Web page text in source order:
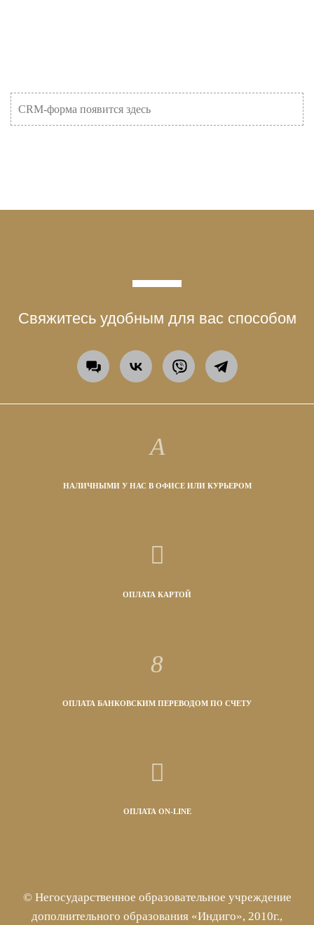
CRM-форма появится здесь
Свяжитесь удобным для вас способом
НАЛИЧНЫМИ У НАС В ОФИСЕ ИЛИ КУРЬЕРОМ
ОПЛАТА КАРТОЙ
ОПЛАТА БАНКОВСКИМ ПЕРЕВОДОМ ПО СЧЕТУ
ОПЛАТА ON-LINE
© Негосударственное образовательное учреждение
дополнительного образования «Индиго», 2010г.,